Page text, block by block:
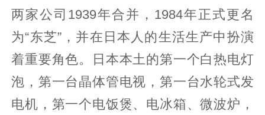
两家公司1939年合并，1984年正式更名
为“东芝”，并在日本人的生活生产中扮演
着重要角色。日本本土的第一个白热电灯
泡，第一台晶体管电视，第一台水轮式发
电机，第一个电饭煲、电冰箱、微波炉，